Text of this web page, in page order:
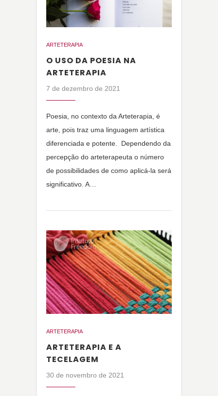
ARTETERAPIA
O USO DA POESIA NA
ARTETERAPIA
7 de dezembro de 2021
Poesia, no contexto da Arteterapia, é
arte, pois traz uma linguagem artística
diferenciada e potente. Dependendo da
percepção do arteterapeuta o número
de possibilidades de como aplicá-la será
significativo. A…
ARTETERAPIA
ARTETERAPIA E A
TECELAGEM
30 de novembro de 2021